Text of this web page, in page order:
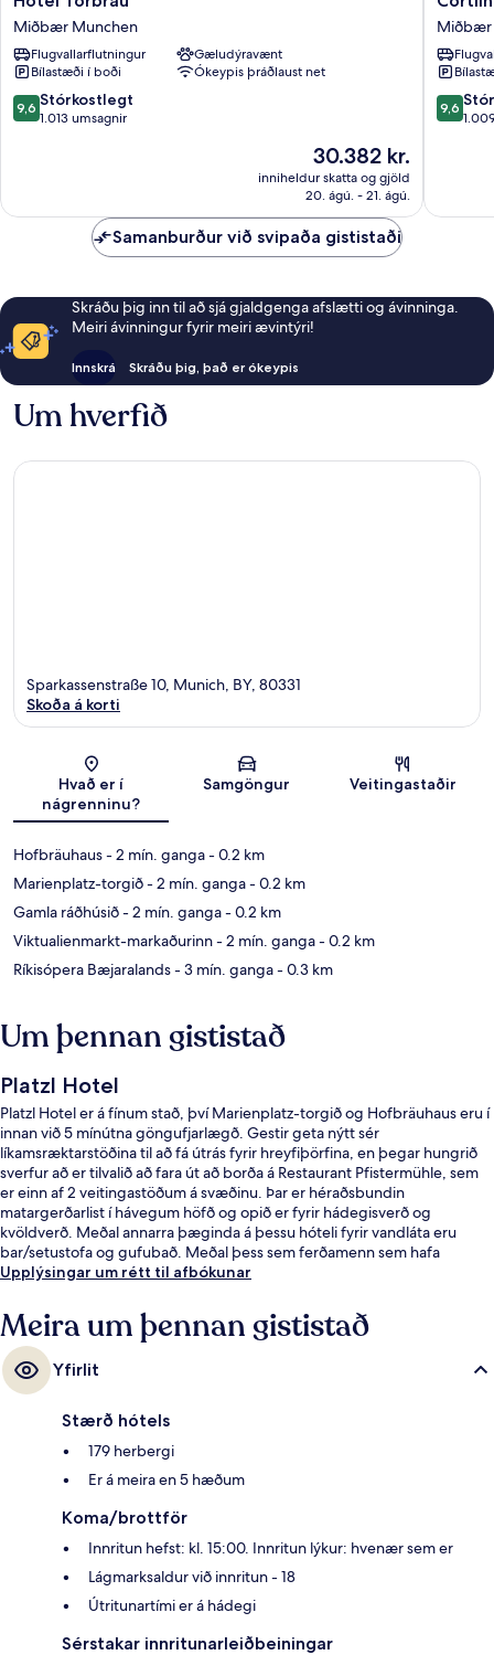
Torbräu
Miðbær
Munchen
Miðbær Munchen
Flugvallarflutningur
Gæludýravænt
Bílastæði í boði
Ókeypis þráðlaust net
9.6
af
9,6 Stórkostlegt
1.013 umsagnir
Verðið
er
30.382 kr.
30.382 kr.
inniheldur skatta og gjöld
20. ágú. - 21. ágú.
Hotel
Miðbær
Miðbær
9.6
af
9,6
Samanburður við svipaða gististaði
Skráðu þig inn til að sjá gjaldgenga afslætti og ávinninga.
Meiri ávinningur fyrir meiri ævintýri!
Innskrá Skráðu þig, það er ókeypis
Um hverfið
Kort
Sparkassenstraße 10, Munich, BY, 80331
Skoða á korti
Hvað er í
nágrenninu?
Samgöngur Veitingastaðir
Hofbräuhaus- 2 mín. ganga- 0.2 km
Marienplatz-torgið- 2 mín. ganga- 0.2 km
Gamla ráðhúsið- 2 mín. ganga- 0.2 km
Viktualienmarkt-markaðurinn- 2 mín. ganga- 0.2 km
Ríkisópera Bæjaralands- 3 mín. ganga- 0.3 km
Um þennan gististað
Platzl Hotel
Platzl Hotel er á fínum stað, því Marienplatz-torgið og Hofbräuhaus eru í
innan við 5 mínútna göngufjarlægð. Gestir geta nýtt sér
líkamsræktarstöðina til að fá útrás fyrir hreyfiþörfina, en þegar hungrið
sverfur að er tilvalið að fara út að borða á Restaurant Pfistermühle, sem
er einn af 2 veitingastöðum á svæðinu. Þar er héraðsbundin
matargerðarlist í hávegum höfð og opið er fyrir hádegisverð og
kvöldverð. Meðal annarra þæginda á þessu hóteli fyrir vandláta eru
bar/setustofa og gufubað. Meðal þess sem ferðamenn sem hafa
heimsótt staðinn eru sérstaklega ánægðir með eru hjálpsamt starfsfólk
almenningssamgöngum: Nationaltheater-sporvagnastoppistöðin er í 2
mínútna göngufjarlægð og Kammerspiele-sporvagnastoppistöðin í 5
mínútna.
Upplýsingar um rétt til afbókunar
Meira um þennan gististað
Yfirlit
Stærð hótels
179 herbergi
Er á meira en 5 hæðum
Koma/brottför
Innritun hefst: kl. 15:00. Innritun lýkur: hvenær sem er
Lágmarksaldur við innritun - 18
Útritunartími er á hádegi
Sérstakar innritunarleiðbeiningar